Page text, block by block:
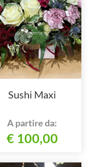
Sushi Maxi
A partire da:
€ 100,00